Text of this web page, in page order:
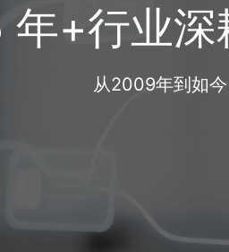
年+行业
从2009年到如